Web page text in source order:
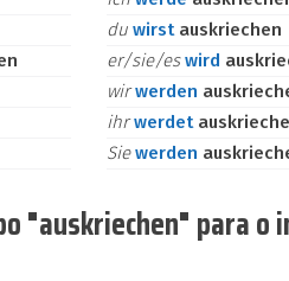
duwirst auskriechen
er/sie/eswird
wirwerden
ihrwerdet
Siewerden
"auskriechen" para